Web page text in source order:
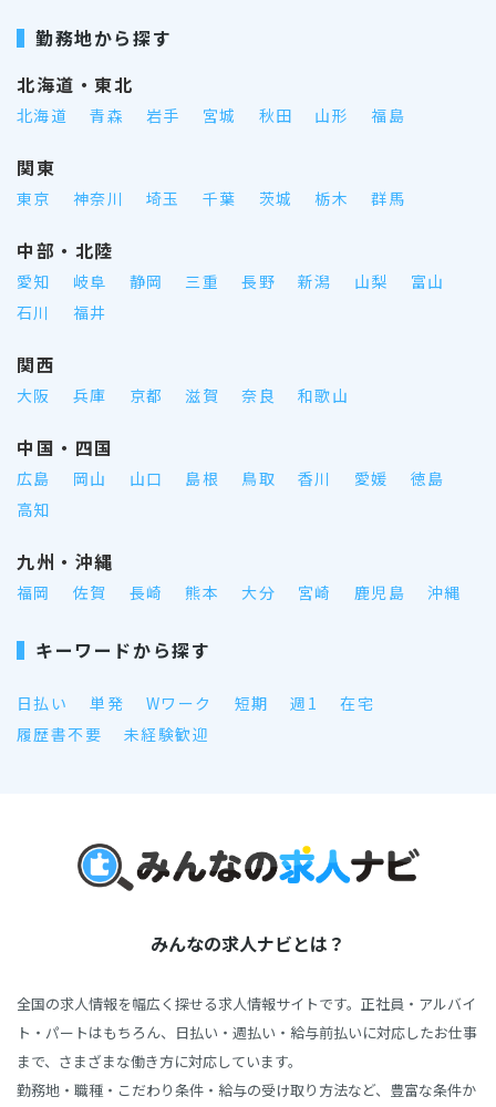
勤務地から探す
北海道・東北
北海道 青森 岩手 宮城 秋田 山形 福島
関東
東京 神奈川 埼玉 千葉 茨城 栃木 群馬
中部・北陸
愛知 岐阜 静岡 三重 長野 新潟 山梨
富山
石川
福井
関西
大阪 兵庫 京都 滋賀 奈良 和歌山
中国・四国
広島 岡山 山口 島根 鳥取 香川 愛媛
徳島
高知
九州・沖縄
福岡 佐賀 長崎 熊本 大分 宮崎 鹿児島 沖縄
キーワードから探す
日払い 単発 Wワーク 短期 週1
在宅
履歴書不要
未経験歓迎
みんなの求人ナビとは？
全国の求人情報を幅広く探せる求人情報サイトです。正社員・アルバイ
ト・パートはもちろん、日払い・週払い・給与前払いに対応したお仕事
まで、さまざまな働き方に対応しています。
勤務地・職種・こだわり条件・給与の受け取り方法など、豊富な条件か